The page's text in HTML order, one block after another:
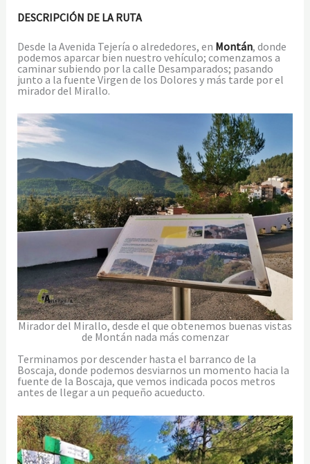
DESCRIPCIÓN DE LA RUTA
Desde la Avenida Tejería o alrededores, en Montán, donde
podemos aparcar bien nuestro vehículo; comenzamos a
caminar subiendo por la calle Desamparados; pasando
junto a la fuente Virgen de los Dolores y más tarde por el
mirador del Mirallo.
Mirador del Mirallo, desde el que obtenemos buenas vistas
de Montán nada más comenzar
Terminamos por descender hasta el barranco de la
Boscaja, donde podemos desviarnos un momento hacia la
fuente de la Boscaja, que vemos indicada pocos metros
antes de llegar a un pequeño acueducto.